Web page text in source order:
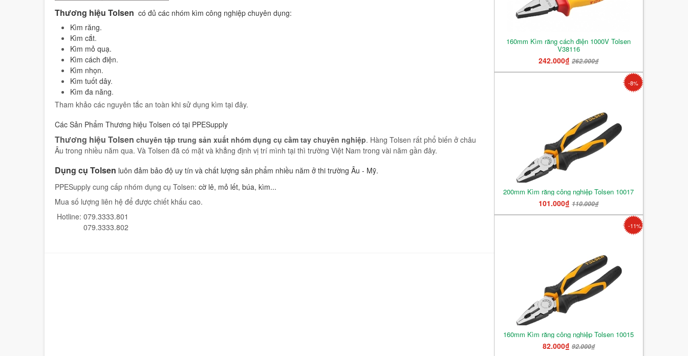
Thương hiệu Tolsen có đủ các nhóm kìm công nghiệp chuyên dụng:
Kìm răng.
Kìm cắt.
Kìm mỏ quạ.
Kìm cách điện.
Kìm nhọn.
Kìm tuốt dây.
Kìm đa năng.
Tham khảo các nguyên tắc an toàn khi sử dụng kìm tại đây.
Các Sản Phẩm Thương hiệu Tolsen có tại PPESupply
Thương hiệu Tolsen chuyên tập trung sản xuất nhóm dụng cụ cầm tay chuyên nghiệp. Hàng Tolsen rất phổ biến ở châu
Âu trong nhiều năm qua. Và Tolsen đã có mặt và khẳng định vị trí mình tại thì trường Việt Nam trong vài năm gần đây.
Dụng cụ Tolsen luôn đảm bảo độ uy tín và chất lượng sản phẩm nhiều năm ở thi trường Âu - Mỹ.
PPESupply cung cấp nhóm dụng cụ Tolsen: cờ lê, mỏ lết, búa, kìm...
Mua số lượng liên hệ để được chiết khấu cao.
Hotline: 079.3333.801
079.3333.802
160mm Kìm răng cách điện 1000V Tolsen
V38116
242.000₫262.000₫
-8%
200mm Kìm răng công nghiệp Tolsen 10017
101.000₫110.000₫
-11%
160mm Kìm răng công nghiệp Tolsen 10015
82.000₫92.000₫